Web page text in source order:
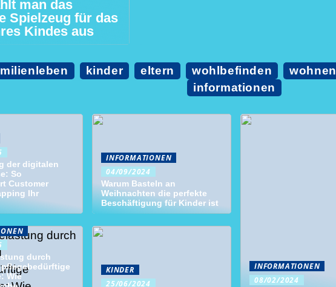
man das
Spielzeug für das
Kindes aus
kinder eltern wohlbefinden wohnen
informationen
der digitalen
So
Customer
Ihr
durch
Wie
INFORMATIONEN
04/09/2024
Warum Basteln an
Weihnachten die perfekte
Beschäftigung für Kinder ist
KINDER
25/06/2024
INFORMATIONEN
08/02/2024